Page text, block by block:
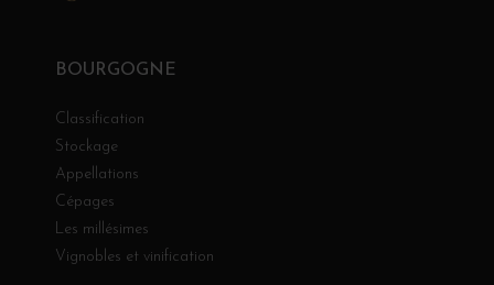
BOURGOGNE
Classification
Stockage
Appellations
Cépages
Les millésimes
Vignobles et vinification